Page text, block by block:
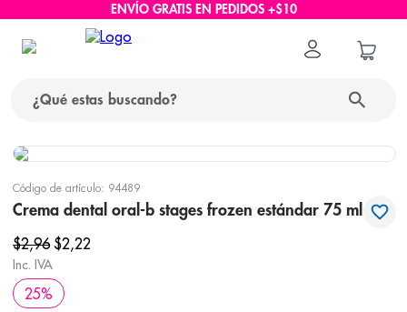
ENVÍO GRATIS EN PEDIDOS +$10
Código de artículo: 94489
Crema dental oral-b stages frozen estándar 75 ml
$2,96 $2,22
Inc. IVA
25%
términos más buscados
1. protector solar
2. pañales
3.
4. cerave